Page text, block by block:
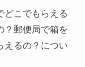
どこでもらえる
？郵便局で箱を
えるの？につい